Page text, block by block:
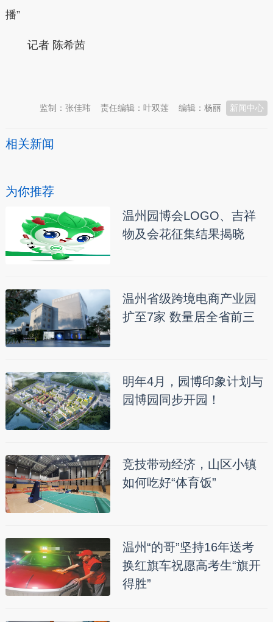
播”
记者 陈希茜
新闻中心
编辑：杨丽
责任编辑：叶双莲
监制：张佳玮
相关新闻
为你推荐
温州园博会LOGO、吉祥
物及会花征集结果揭晓
温州省级跨境电商产业园
扩至7家 数量居全省前三
明年4月，园博印象计划与
园博园同步开园！
竞技带动经济，山区小镇
如何吃好“体育饭”
温州“的哥”坚持16年送考
换红旗车祝愿高考生“旗开
得胜”